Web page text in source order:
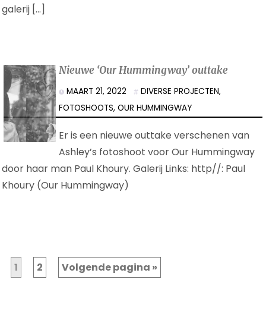
galerij […]
Nieuwe ‘Our Hummingway’ outtake
MAART 21, 2022 DIVERSE PROJECTEN,
FOTOSHOOTS,OUR HUMMINGWAY
Er is een nieuwe outtake verschenen van
Ashley’s fotoshoot voor Our Hummingway
door haar man Paul Khoury. Galerij Links: http//: Paul
Khoury (Our Hummingway)
1 2 Volgende pagina »